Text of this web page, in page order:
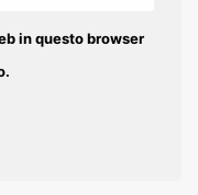
in questo browser